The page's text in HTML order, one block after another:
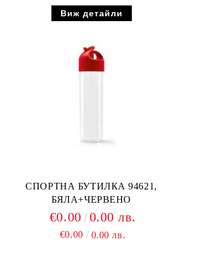
Виж детайли
СПОРТНА БУТИЛКА 94621,
БЯЛА+ЧЕРВЕНО
€0.00 0.00 лв.
€0.00 0.00 лв.